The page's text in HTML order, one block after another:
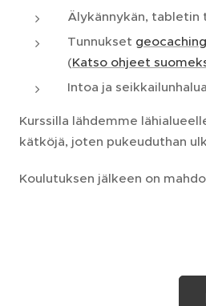
Älykännykän, tabletin
Tunnukset
(Katso ohjeet
Intoa ja seikkailunhalua
Kurssilla lähdemme
kätköjä, joten pukeuduthan
Koulutuksen jälkeen on